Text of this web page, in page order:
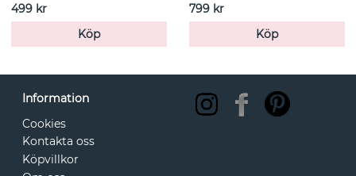
499 kr
Köp
799 kr
Köp
Information
Cookies
Kontakta oss
Köpvillkor